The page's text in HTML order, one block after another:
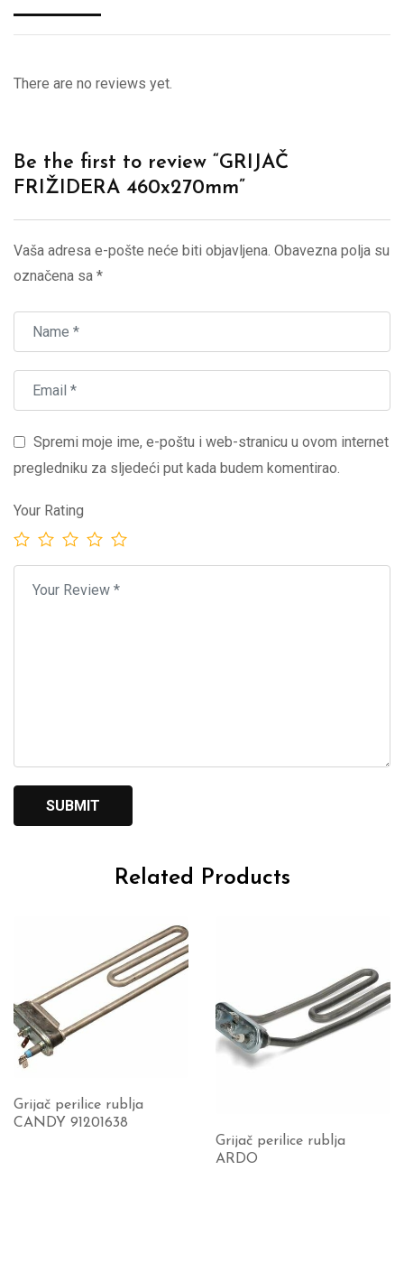
There are no reviews yet.
Be the first to review “GRIJAČ
FRIŽIDERA 460x270mm”
Vaša adresa e-pošte neće biti objavljena. Obavezna polja su
označena sa *
Spremi moje ime, e-poštu i web-stranicu u ovom internet
pregledniku za sljedeći put kada budem komentirao.
Your Rating
Related Products
Grijač perilice rublja
CANDY 91201638
Grijač perilice rublja
ARDO